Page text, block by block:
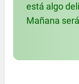
está algo
Mañana